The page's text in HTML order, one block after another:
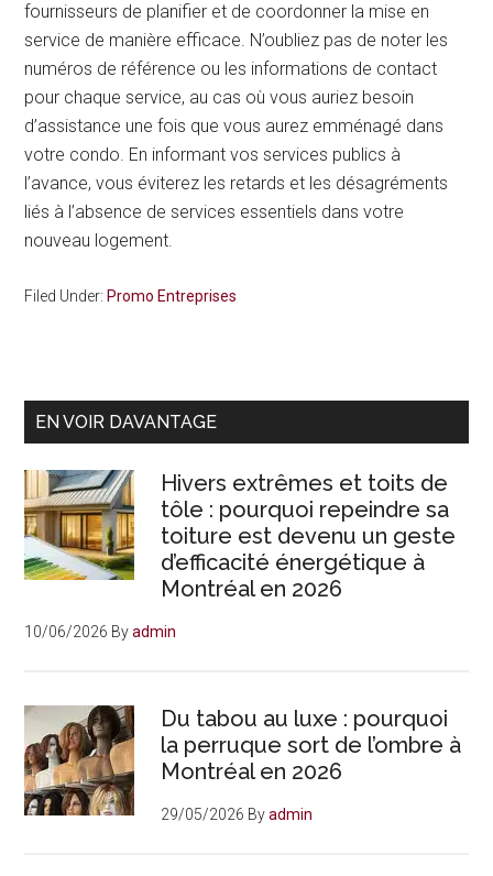
fournisseurs de planifier et de coordonner la mise en
service de manière efficace. N’oubliez pas de noter les
numéros de référence ou les informations de contact
pour chaque service, au cas où vous auriez besoin
d’assistance une fois que vous aurez emménagé dans
votre condo. En informant vos services publics à
l’avance, vous éviterez les retards et les désagréments
liés à l’absence de services essentiels dans votre
nouveau logement.
Filed Under: Promo Entreprises
Primary
EN VOIR DAVANTAGE
Hivers extrêmes et toits de
tôle : pourquoi repeindre sa
toiture est devenu un geste
d’efficacité énergétique à
Montréal en 2026
10/06/2026 Byadmin
Du tabou au luxe : pourquoi
la perruque sort de l’ombre à
Montréal en 2026
29/05/2026 Byadmin